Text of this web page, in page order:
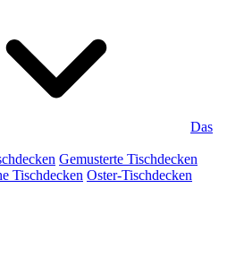
Das
Gemusterte Tischdecken
Tischdecken Oster-Tischdecken